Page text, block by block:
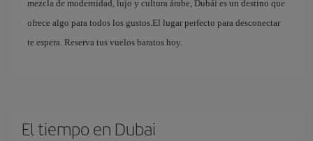
mezcla de modernidad, lujo y cultura árabe, Dubái es un destino que
ofrece algo para todos los gustos.El lugar perfecto para desconectar
te espera. Reserva tus vuelos baratos hoy.
El tiempo en Dubai